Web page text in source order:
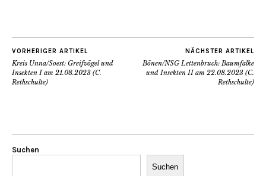
VORHERIGER ARTIKEL
Kreis Unna/Soest: Greifvögel und
Insekten I am 21.08.2023 (C.
Rethschulte)
NÄCHSTER ARTIKEL
Bönen/NSG Lettenbruch: Baumfalke
und Insekten II am 22.08.2023 (C.
Rethschulte)
Suchen
Suchen